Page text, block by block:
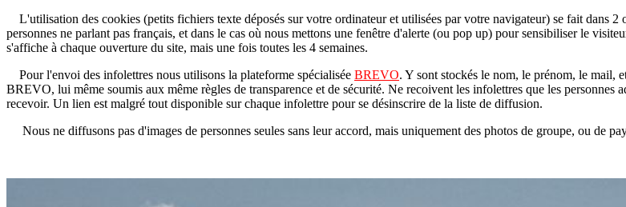
L'utilisation des cookies (petits fichiers texte déposés sur votre ordinateur et utilisées par votre navigateur) se fait dans
personnes ne parlant pas français, et dans le cas où nous mettons une fenêtre d'alerte (ou pop up) pour sensibiliser le
s'affiche à chaque ouverture du site, mais une fois toutes les 4 semaines.
Pour l'envoi des infolettres nous utilisons la plateforme spécialisée BREVO. Y sont stockés le nom, le prénom, le mail,
BREVO, lui même soumis aux même règles de transparence et de sécurité. Ne recoivent les infolettres que les
recevoir. Un lien est malgré tout disponible sur chaque infolettre pour se désinscrire de la liste de diffusion.
Nous ne diffusons pas d'images de personnes seules sans leur accord, mais uniquement des photos de groupe, ou de